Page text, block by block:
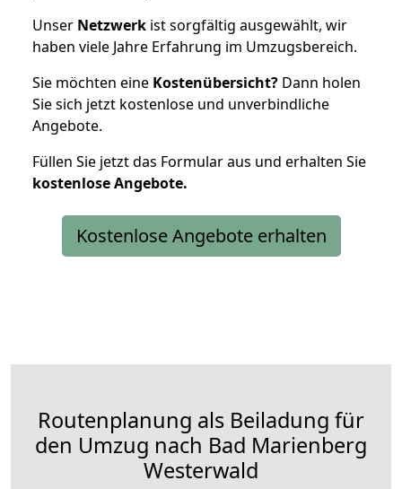
Unser Netzwerk ist sorgfältig ausgewählt, wir
haben viele Jahre Erfahrung im Umzugsbereich.
Sie möchten eine Kostenübersicht? Dann holen
Sie sich jetzt kostenlose und unverbindliche
Angebote.
Füllen Sie jetzt das Formular aus und erhalten Sie
kostenloseAngebote.
Kostenlose Angebote erhalten
Routenplanung als Beiladung für
den Umzug nach Bad Marienberg
Westerwald